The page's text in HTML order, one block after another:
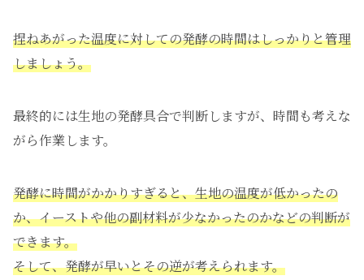
捏ねあがった温度に対しての発酵の時間はしっかりと管理
しましょう。
最終的には生地の発酵具合で判断しますが、時間も考えな
がら作業します。
発酵に時間がかかりすぎると、生地の温度が低かったの
か、イーストや他の副材料が少なかったのかなどの判断が
できます。
そして、発酵が早いとその逆が考えられます。